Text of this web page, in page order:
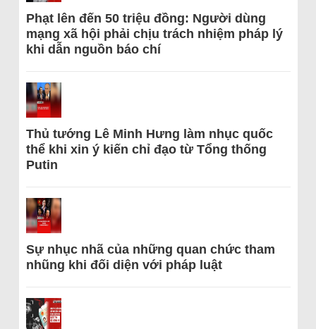
Phạt lên đến 50 triệu đồng: Người dùng
mạng xã hội phải chịu trách nhiệm pháp lý
khi dẫn nguồn báo chí
Thủ tướng Lê Minh Hưng làm nhục quốc
thể khi xin ý kiến chỉ đạo từ Tổng thống
Putin
Sự nhục nhã của những quan chức tham
nhũng khi đối diện với pháp luật